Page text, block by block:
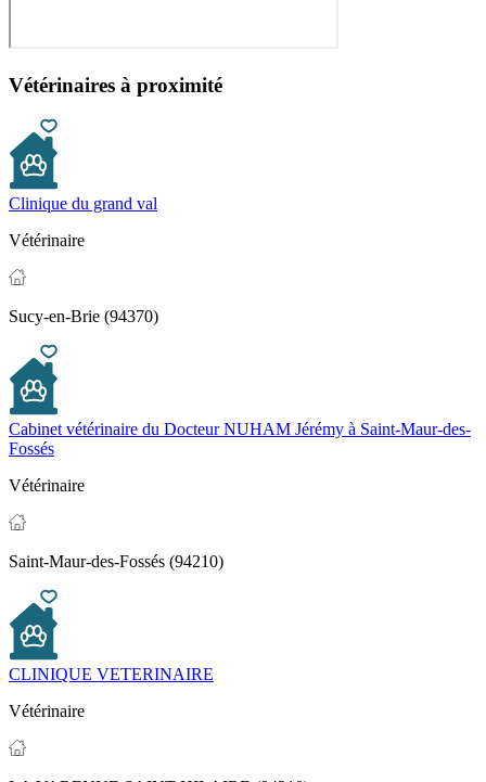
Vétérinaires à proximité
Clinique du grand val
Vétérinaire
Sucy-en-Brie (94370)
Cabinet vétérinaire du Docteur NUHAM Jérémy à Saint-Maur-des-
Fossés
Vétérinaire
Saint-Maur-des-Fossés (94210)
CLINIQUE VETERINAIRE
Vétérinaire